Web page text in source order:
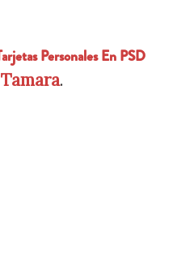
Personales En PSD
Tamara.